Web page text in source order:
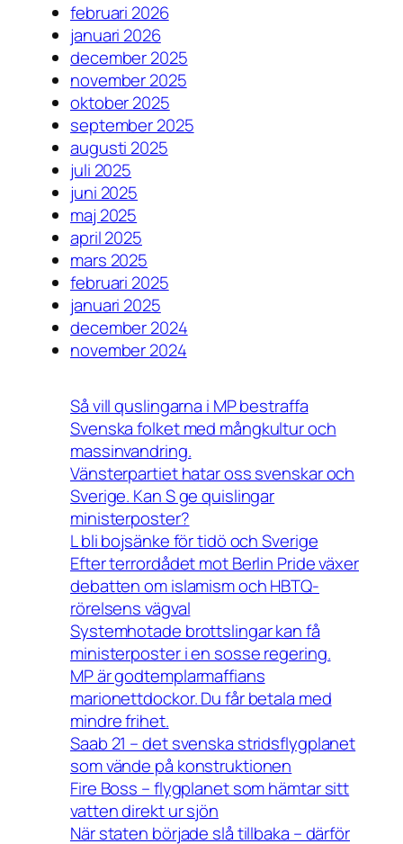
februari 2026
januari 2026
december 2025
november 2025
oktober 2025
september 2025
augusti 2025
juli 2025
juni 2025
maj 2025
april 2025
mars 2025
februari 2025
januari 2025
december 2024
november 2024
Så vill quslingarna i MP bestraffa
Svenska folket med mångkultur och
massinvandring.
Vänsterpartiet hatar oss svenskar och
Sverige. Kan S ge quislingar
ministerposter?
L bli bojsänke för tidö och Sverige
Efter terrordådet mot Berlin Pride växer
debatten om islamism och HBTQ-
rörelsens vägval
Systemhotade brottslingar kan få
ministerposter i en sosse regering.
MP är godtemplarmaffians
marionettdockor. Du får betala med
mindre frihet.
Saab 21 – det svenska stridsflygplanet
som vände på konstruktionen
Fire Boss – flygplanet som hämtar sitt
vatten direkt ur sjön
När staten började slå tillbaka – därför